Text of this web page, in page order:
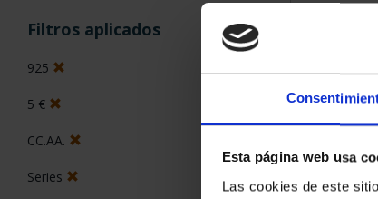
Esta página web usa
Las cookies de este
Filtros aplicados
925
5 €
CC.AA.
Series